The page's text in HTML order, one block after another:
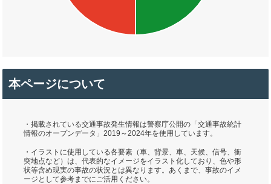
本ページについて
・掲載されている交通事故発生情報は警察庁公開の「交通事故統計
情報のオープンデータ」2019～2024年を使用しています。
・イラストに使用している各要素（車、背景、車、天候、信号、衝
突地点など）は、代表的なイメージをイラスト化しており、色や形
状等含め現実の事故の状況とは異なります。あくまで、事故のイメ
ージとして参考までにご活用ください。